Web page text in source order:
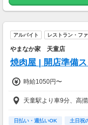
・案件数 ：10～20件
・所要時間：1～2時間
・謝礼 ：2,000～
★今だけ！お得なキャ
電話セミナーに参加 &
mazonギフトカード
アルバイト レストラン・フ
やまなか家 天童店
焼肉屋 | 開店準備
時給1050円〜
天童駅より車9分、高
日払い・週払いOK 土日祝